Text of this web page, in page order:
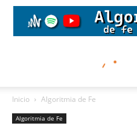
Inicio Algoritmia de Fe
Algoritmia de Fe